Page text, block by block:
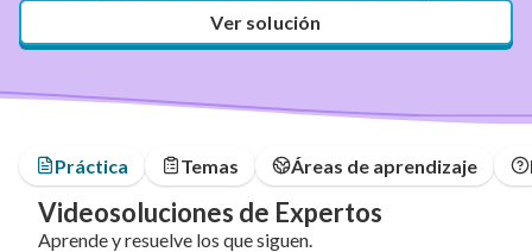
Ver solución
Práctica Temas Áreas de aprendizaje
Videosoluciones de Expertos
Aprende y resuelve los que siguen.